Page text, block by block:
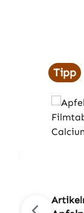
Tipp